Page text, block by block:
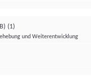
(1)
und Weiterentwicklung